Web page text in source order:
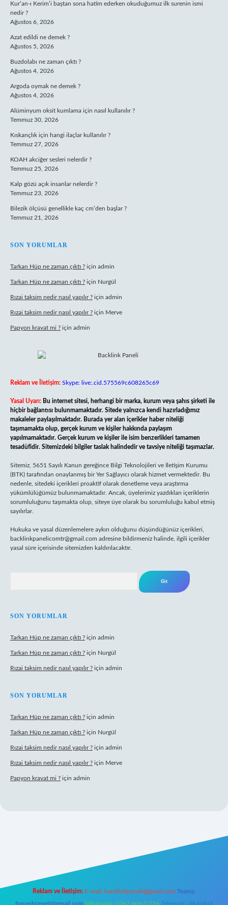
Kur’an-ı Kerim’i baştan sona hatim ederken okuduğumuz ilk surenin ismi
nedir ?
Ağustos 6, 2026
Azat edildi ne demek ?
Ağustos 5, 2026
Buzdolabı ne zaman çıktı ?
Ağustos 4, 2026
Argoda oymak ne demek ?
Ağustos 4, 2026
Alüminyum oksit kumlama için nasıl kullanılır ?
Temmuz 30, 2026
Kıskançlık için hangi ilaçlar kullanılır ?
Temmuz 27, 2026
KOAH akciğer sesleri nelerdir ?
Temmuz 25, 2026
Kalp gözü açık insanlar nelerdir ?
Temmuz 23, 2026
Bilezik ölçüsü genellikle kaç cm’den başlar ?
Temmuz 21, 2026
SON YORUMLAR
Tarkan Hüp ne zaman çıktı ? için admin
Tarkan Hüp ne zaman çıktı ? için Nurgül
Rızai taksim nedir nasıl yapılır ? için admin
Rızai taksim nedir nasıl yapılır ? için Merve
Papyon kravat mi ? için admin
Reklam ve İletişim: Skype: live:.cid.575569c608265c69
Yasal Uyarı: Bu internet sitesi, herhangi bir marka, kurum veya şahıs şirketi ile
hiçbir bağlantısı bulunmamaktadır. Sitede yalnızca kendi hazırladığımız
makaleler paylaşılmaktadır. Burada yer alan içerikler haber niteliği
taşımamakta olup, gerçek kurum ve kişiler hakkında paylaşım
yapılmamaktadır. Gerçek kurum ve kişiler ile isim benzerlikleri tamamen
tesadüfidir. Sitemizdeki bilgiler taslak halindedir ve tavsiye niteliği taşımazlar.
Sitemiz, 5651 Sayılı Kanun gereğince Bilgi Teknolojileri ve İletişim Kurumu
(BTK) tarafından onaylanmış bir Yer Sağlayıcı olarak hizmet vermektedir. Bu
nedenle, sitedeki içerikleri proaktif olarak denetleme veya araştırma
yükümlülüğümüz bulunmamaktadır. Ancak, üyelerimiz yazdıkları içeriklerin
sorumluluğunu taşımakta olup, siteye üye olarak bu sorumluluğu kabul etmiş
sayılırlar.
Hukuka ve yasal düzenlemelere aykırı olduğunu düşündüğünüz içerikleri,
backlinkpanelicomtr@gmail.com adresine bildirmeniz halinde, ilgili içerikler
yasal süre içerisinde sitemizden kaldırılacaktır.
SON YORUMLAR
Tarkan Hüp ne zaman çıktı ? için admin
Tarkan Hüp ne zaman çıktı ? için Nurgül
Rızai taksim nedir nasıl yapılır ? için admin
SON YORUMLAR
Tarkan Hüp ne zaman çıktı ? için admin
Tarkan Hüp ne zaman çıktı ? için Nurgül
Rızai taksim nedir nasıl yapılır ? için admin
Rızai taksim nedir nasıl yapılır ? için Merve
Papyon kravat mi ? için admin
Reklam ve İletişim: E-mail: backlinkpaneli@gmail.com Teams:
forumhizmeti@gmail.com Whatsapp: 0262 606 0 726 Telegram: @karabul